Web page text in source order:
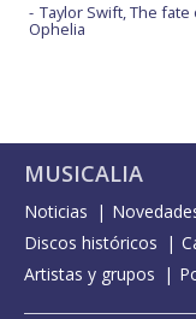
Taylor Swift, The fate
Ophelia
MUSICALIA
Noticias
Discos históricos
Artistas y grupos